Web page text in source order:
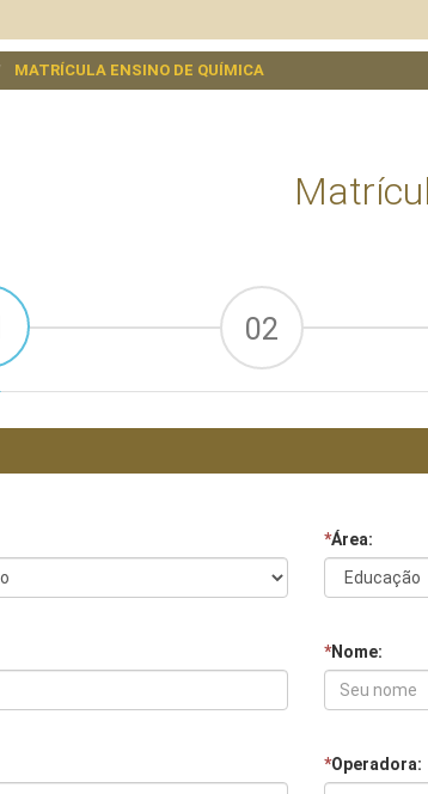
MATRÍCULA ENSINO DE QUÍMICA
02
*Área:
*Nome:
*Operadora: